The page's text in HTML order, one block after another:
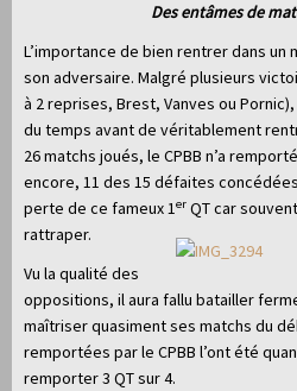
Des entâmes de
L’importance de bien rentrer dans
son adversaire. Malgré plusieurs
à 2 reprises, Brest, Vanves ou
du temps avant de véritablement
26 matchs joués, le CPBB n’a
encore, 11 des 15 défaites
perte de ce fameux 1er QT car
rattraper.
Vu la qualité des
oppositions, il aura fallu batailler
maîtriser quasiment ses matchs du
remportées par le CPBB l’ont été
remporter 3 QT sur 4.